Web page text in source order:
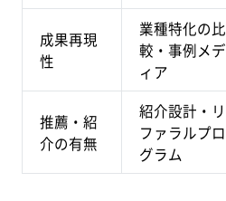
成果再現
性
業種特化の比
較・事例メデ
ィア
推薦・紹
介の有無
紹介設計・リ
ファラルプロ
グラム